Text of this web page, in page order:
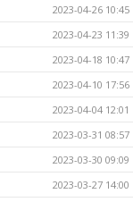
2023-04-26 10:45
2023-04-23 11:39
2023-04-18 10:47
2023-04-10 17:56
2023-04-04 12:01
2023-03-31 08:57
2023-03-30 09:09
2023-03-27 14:00